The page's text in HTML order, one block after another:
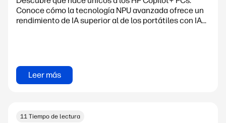
Conoce cómo la tecnología NPU avanzada ofrece un
rendimiento de IA superior al de los portátiles con IA...
Leer más
11 Tiempo de lectura